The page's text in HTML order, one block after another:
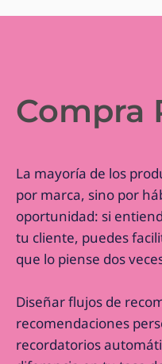
Compra
La mayoría de los
por marca, sino por
oportunidad: si
tu cliente, puedes
que lo piense dos
Diseñar flujos de
recomendaciones
recordatorios